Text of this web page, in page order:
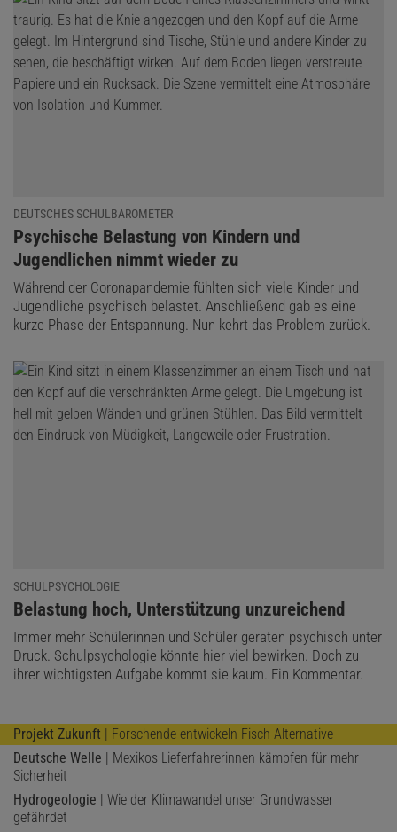
DEUTSCHES SCHULBAROMETER
:
Psychische Belastung von Kindern und
Jugendlichen nimmt wieder zu
Während der Coronapandemie fühlten sich viele Kinder und
Jugendliche psychisch belastet. Anschließend gab es eine
kurze Phase der Entspannung. Nun kehrt das Problem zurück.
SCHULPSYCHOLOGIE
:
Belastung hoch, Unterstützung unzureichend
Immer mehr Schülerinnen und Schüler geraten psychisch unter
Druck. Schulpsychologie könnte hier viel bewirken. Doch zu
ihrer wichtigsten Aufgabe kommt sie kaum. Ein Kommentar.
Projekt Zukunft | Forschende entwickeln Fisch-Alternative
Deutsche Welle | Mexikos Lieferfahrerinnen kämpfen für mehr
Sicherheit
Hydrogeologie | Wie der Klimawandel unser Grundwasser
gefährdet